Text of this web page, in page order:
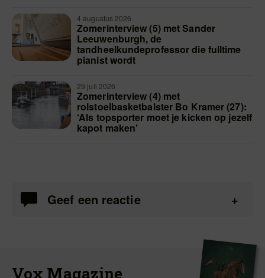
4 augustus 2026
Zomerinterview (5) met Sander
Leeuwenburgh, de
tandheelkundeprofessor die fulltime
pianist wordt
29 juli 2026
Zomerinterview (4) met
rolstoelbasketbalster Bo Kramer (27):
‘Als topsporter moet je kicken op jezelf
kapot maken’
Geef een reactie
Vox Magazine